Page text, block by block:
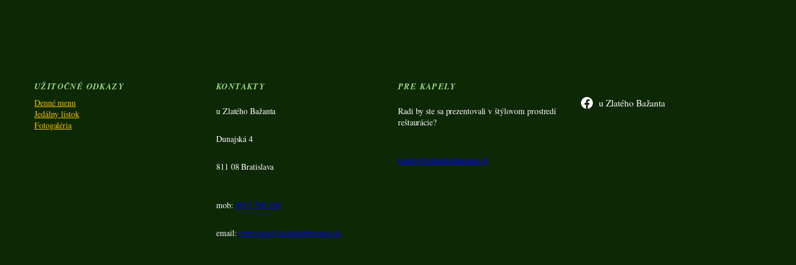
UŽITOČNÉ ODKAZY
Denné menu
Jedálny lístok
Fotogaléria
KONTAKTY
u Zlatého Bažanta
Dunajská 4
811 08 Bratislava
mob: 0915 790 294
email:rezervacie@uzlatehobazanta.sk
PRE KAPELY
Radi by ste sa prezentovali v štýlovom prostredí
reštaurácie?
kapely@uzlatehobazanta.sk
u Zlatého Bažanta